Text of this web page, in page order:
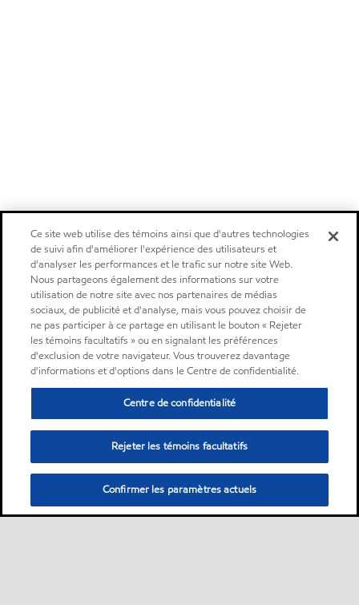
Ce site web utilise des témoins ainsi que d'autres technologies
de suivi afin d'améliorer l'expérience des utilisateurs et
d'analyser les performances et le trafic sur notre site Web.
Nous partageons également des informations sur votre
utilisation de notre site avec nos partenaires de médias
sociaux, de publicité et d'analyse, mais vous pouvez choisir de
ne pas participer à ce partage en utilisant le bouton « Rejeter
les témoins facultatifs » ou en signalant les préférences
d'exclusion de votre navigateur. Vous trouverez davantage
d'informations et d'options dans le Centre de confidentialité.
Centre de confidentialité
Rejeter les témoins facultatifs
Confirmer les paramètres actuels